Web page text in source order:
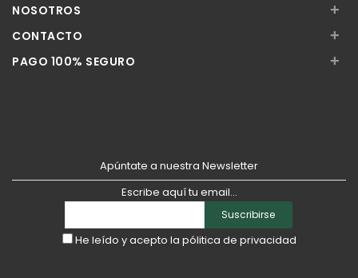
NOSOTROS +
CONTACTO +
PAGO 100% SEGURO +
Apúntate a nuestra Newsletter
Escribe aquí tu email...
Suscribirse
He leído y acepto la pólitica de privacidad